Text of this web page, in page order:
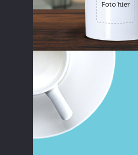
Foto hier